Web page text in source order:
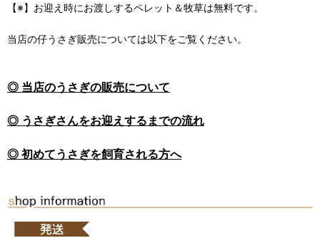
【※】お迎え時にお渡しするペレット＆牧草は無料です。
当店の仔うさぎ販売については以下をご覧ください。
◎ 当店のうさぎの販売について
◎ うさぎさんをお迎えするまでの流れ
◎ 初めてうさぎを飼育される方へ